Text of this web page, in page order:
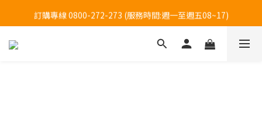
訂購專線 0800-272-273 (服務時間:週一至週五08~17)
訂購專線 0800-272-273 (服務時間:週一至週五08~17)
全台大樹藥局方便買(僅販售貼布系列商品)-限時優惠中!